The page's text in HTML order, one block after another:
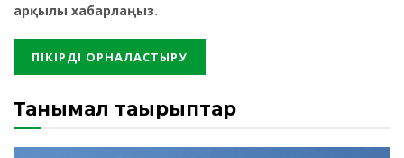
арқылы хабарлаңыз.
Танымал тақырыптар